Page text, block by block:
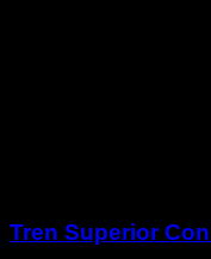
Tren Superior